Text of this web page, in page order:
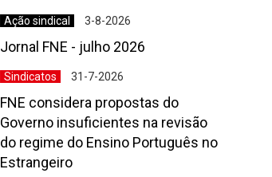
Ação sindical 3-8-2026
Jornal FNE - julho 2026
Sindicatos 31-7-2026
FNE considera propostas do
Governo insuficientes na revisão
do regime do Ensino Português no
Estrangeiro